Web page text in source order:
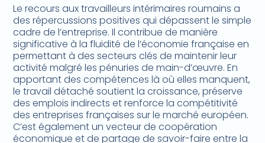
Le recours aux travailleurs intérimaires roumains a
des répercussions positives qui dépassent le simple
cadre de l’entreprise. Il contribue de manière
significative à la fluidité de l’économie française en
permettant à des secteurs clés de maintenir leur
activité malgré les pénuries de main-d’œuvre. En
apportant des compétences là où elles manquent,
le travail détaché soutient la croissance, préserve
des emplois indirects et renforce la compétitivité
des entreprises françaises sur le marché européen.
C’est également un vecteur de coopération
économique et de partage de savoir-faire entre la